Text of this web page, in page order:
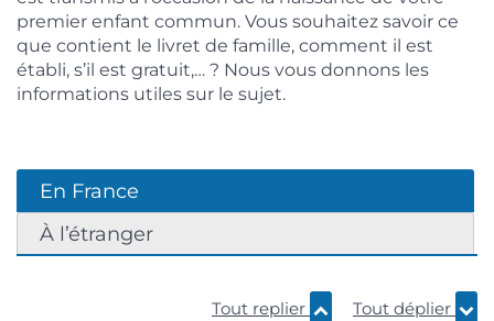
premier enfant commun. Vous souhaitez savoir ce
que contient le livret de famille, comment il est
établi, s’il est gratuit,… ? Nous vous donnons les
informations utiles sur le sujet.
En France
À l’étranger
Tout replier Tout déplier